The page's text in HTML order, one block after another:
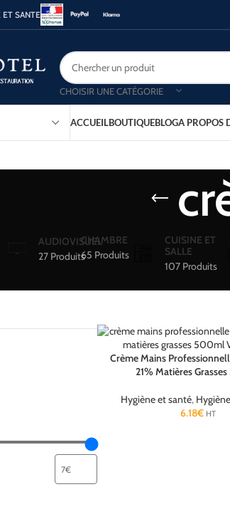
ET SANTE
CHOISIR UNE CATÉGORIE
ACCUEILBOUTIQUEBLOGA PROPOS
AUDIOVISUEL
27 Produits
CHAMBRE
65 Produits
CUISINE ET
SALLE
107 Produits
Crème Mains
21% Matières
Hygiène et santé,
6.18€ HT